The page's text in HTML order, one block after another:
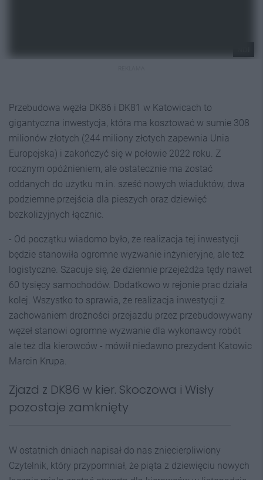
Przebudowa węzła DK86 i DK81 w Katowicach to
gigantyczna inwestycja, która ma kosztować w sumie 308
milionów złotych (244 miliony złotych zapewnia Unia
Europejska) i zakończyć się w połowie 2022 roku. Z
rocznym opóźnieniem, ale ostatecznie ma zostać
oddanych do użytku m.in. sześć nowych wiaduktów, dwa
podziemne przejścia dla pieszych oraz dziewięć
bezkolizyjnych łącznic.
- Od początku wiadomo było, że realizacja tej inwestycji
będzie stanowiła ogromne wyzwanie inżynieryjne, ale też
logistyczne. Szacuje się, że dziennie przejeżdża tędy nawet
60 tysięcy samochodów. Dodatkowo w rejonie prac działa
kolej. Wszystko to sprawia, że realizacja inwestycji z
zachowaniem drożności przejazdu przez przebudowywany
węzeł stanowi ogromne wyzwanie dla wykonawcy robót
ale też dla kierowców - mówił niedawno prezydent Katowic
Marcin Krupa.
Zjazd z DK86 w kier. Skoczowa i Wisły
pozostaje zamknięty
W ostatnich dniach napisał do nas zniecierpliwiony
Czytelnik, który przypomniał, że piąta z dziewięciu nowych